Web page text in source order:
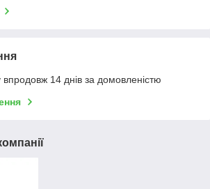
14 днів за домовленістю